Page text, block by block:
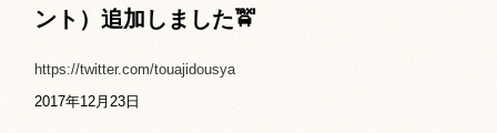
ント）追加しました🚖
https://twitter.com/touajidousya
2017年12月23日